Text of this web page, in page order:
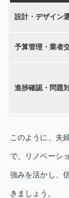
設計・デザイン
予算管理・業者
進捗確認・問題
このように、夫
で、リノベーシ
強みを活かし、
きましょう。